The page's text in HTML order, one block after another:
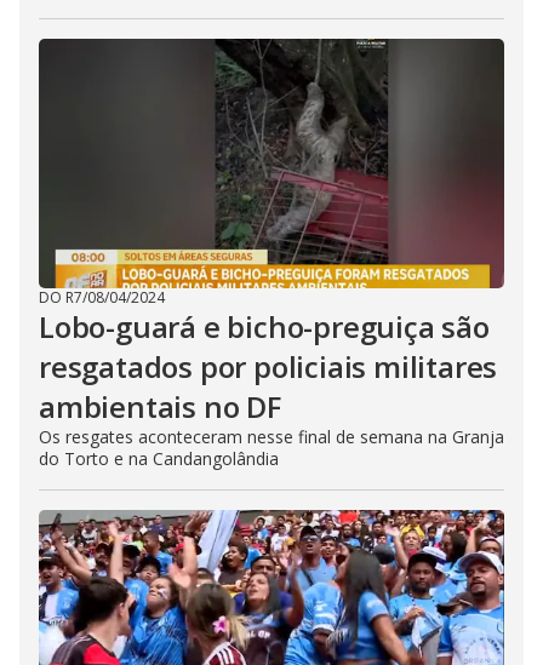
DO R7/08/04/2024
Lobo-guará e bicho-preguiça são
resgatados por policiais militares
ambientais no DF
Os resgates aconteceram nesse final de semana na Granja
do Torto e na Candangolândia